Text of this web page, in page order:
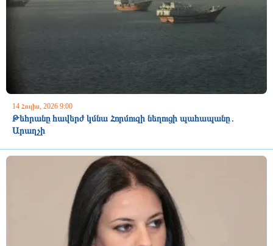
14 Հուլիս, 2026 9:00
Թեհրանը հավերժ կմնա Հորմուզի նեղուցի պահապանը․
Արաղչի